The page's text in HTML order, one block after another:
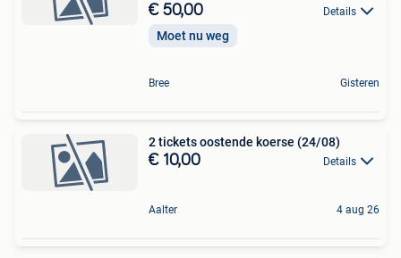
€ 50,00 Details
Moet nu weg
Bree Gisteren
2 tickets oostende koerse (24/08)
€ 10,00 Details
Aalter 4 aug 26